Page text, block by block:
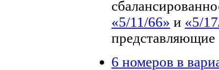
«5/11/66» и «5/
6 номеров в